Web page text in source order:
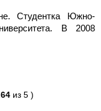
Студентка Южно-
В 2008
из 5)